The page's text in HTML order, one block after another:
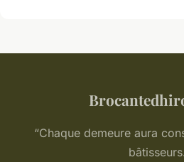
“Chaque demeure aura